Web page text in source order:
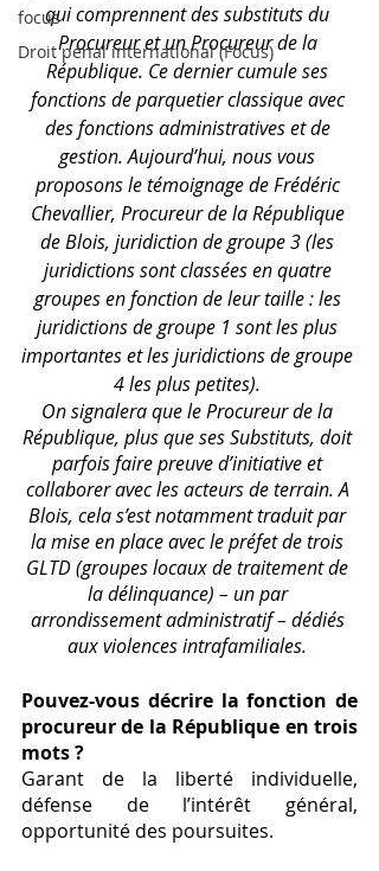
focus
Droit pénal international (Focus)
qui comprennent des substituts du
Procureur et un Procureur de la
République. Ce dernier cumule ses
fonctions de parquetier classique avec
des fonctions administratives et de
gestion. Aujourd’hui, nous vous
proposons le témoignage de Frédéric
Chevallier, Procureur de la République
de Blois, juridiction de groupe 3 (les
juridictions sont classées en quatre
groupes en fonction de leur taille : les
juridictions de groupe 1 sont les plus
importantes et les juridictions de groupe
4 les plus petites).
On signalera que le Procureur de la
République, plus que ses Substituts, doit
parfois faire preuve d’initiative et
collaborer avec les acteurs de terrain. A
Blois, cela s’est notamment traduit par
la mise en place avec le préfet de trois
GLTD (groupes locaux de traitement de
la délinquance) – un par
arrondissement administratif – dédiés
aux violences intrafamiliales.
Pouvez-vous décrire la fonction de
procureur de la République en trois
mots ?
Garant de la liberté individuelle,
défense de l’intérêt général,
opportunité des poursuites.